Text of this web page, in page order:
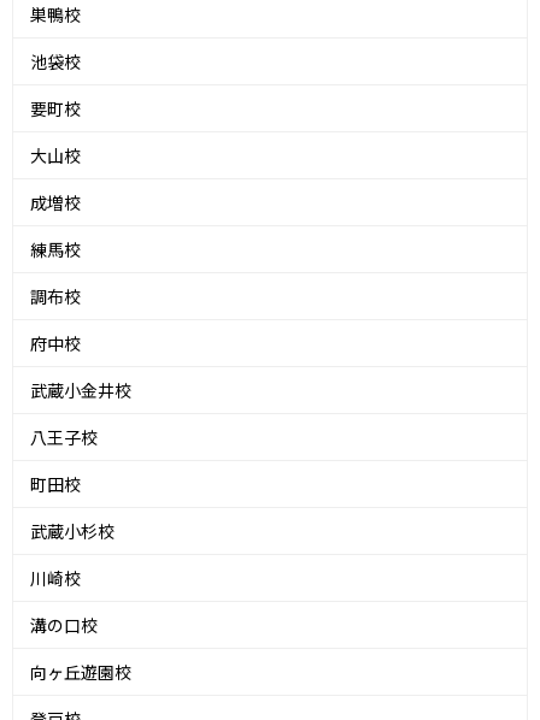
巣鴨校
池袋校
要町校
大山校
成増校
練馬校
調布校
府中校
武蔵小金井校
八王子校
町田校
武蔵小杉校
川崎校
溝の口校
向ヶ丘遊園校